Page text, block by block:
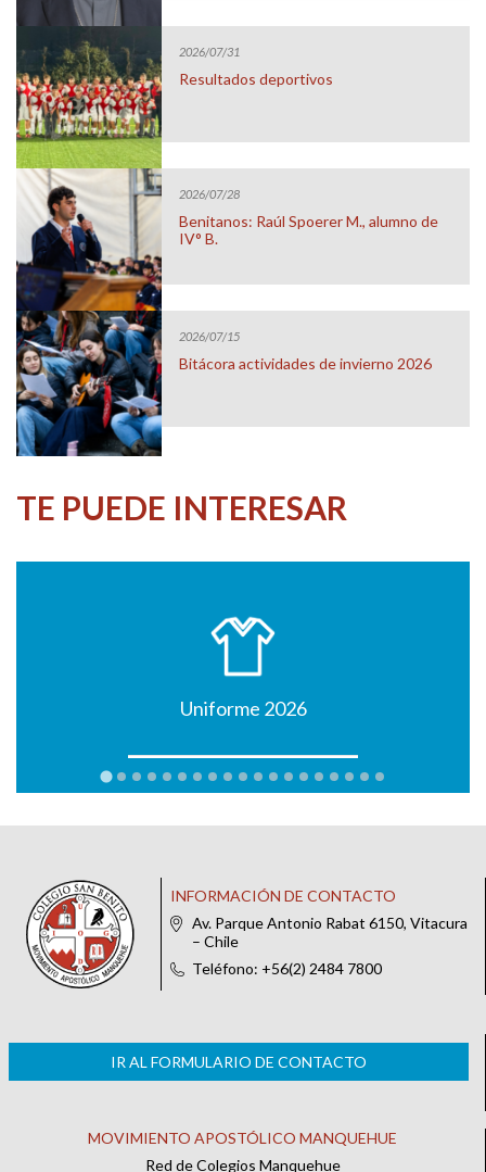
2026/07/31
Resultados deportivos
2026/07/28
Benitanos: Raúl Spoerer M., alumno de
IV° B.
2026/07/15
Bitácora actividades de invierno 2026
TE PUEDE INTERESAR
Uniforme 2026
INFORMACIÓN DE CONTACTO
Av. Parque Antonio Rabat 6150, Vitacura
– Chile
Teléfono: +56(2) 2484 7800
IR AL FORMULARIO DE CONTACTO
MOVIMIENTO APOSTÓLICO MANQUEHUE
Red de Colegios Manquehue